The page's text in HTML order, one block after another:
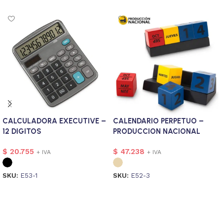
CALCULADORA EXECUTIVE –
12 DIGITOS
$ 20.755 + IVA
SKU: E53-1
CALENDARIO PERPETUO –
PRODUCCION NACIONAL
$ 47.238 + IVA
SKU: E52-3